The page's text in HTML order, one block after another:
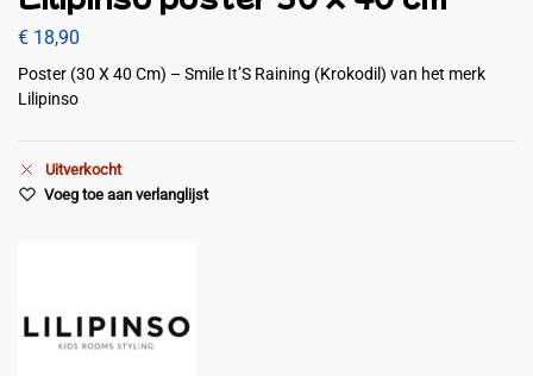
€ 18,90
Poster (30 X 40 Cm) – Smile It’S Raining (Krokodil) van het merk
Lilipinso
Uitverkocht
Voeg toe aan verlanglijst